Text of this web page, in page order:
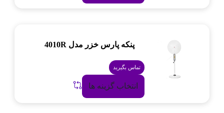
پنکه پارس خزر مدل 4010R
تماس بگیرید
انتخاب گزینه ها